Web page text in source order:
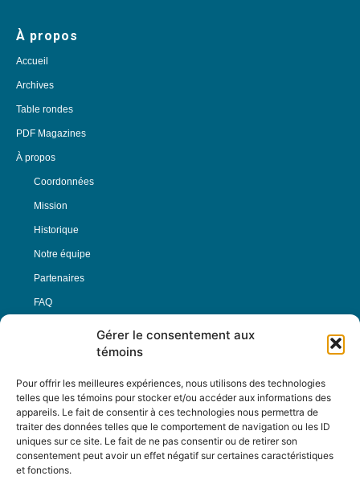
Gérer le consentement aux
témoins
Pour offrir les meilleures expériences, nous utilisons des technologies
telles que les témoins pour stocker et/ou accéder aux informations des
appareils. Le fait de consentir à ces technologies nous permettra de
traiter des données telles que le comportement de navigation ou les ID
uniques sur ce site. Le fait de ne pas consentir ou de retirer son
consentement peut avoir un effet négatif sur certaines caractéristiques
et fonctions.
À propos
Accueil
Archives
Table rondes
PDF Magazines
À propos
Coordonnées
Mission
Historique
Notre équipe
Partenaires
FAQ
Nous Suivre